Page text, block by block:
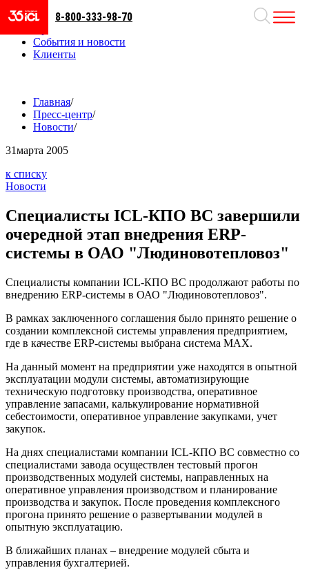
Направления
События и новости
Клиенты
8-800-333-98-70
Главная/
Пресс-центр/
Новости/
31марта 2005
к списку
Новости
Специалисты ICL-КПО ВС завершили
очередной этап внедрения ERP-
системы в ОАО "Людиновотепловоз"
Специалисты компании ICL-КПО ВС продолжают работы по
внедрению ERP-системы в ОАО "Людиновотепловоз".
В рамках заключенного соглашения было принято решение о
создании комплексной системы управления предприятием,
где в качестве ERP-системы выбрана система МАХ.
На данный момент на предприятии уже находятся в опытной
эксплуатации модули системы, автоматизирующие
техническую подготовку производства, оперативное
управление запасами, калькулирование нормативной
себестоимости, оперативное управление закупками, учет
закупок.
На днях специалистами компании ICL-КПО ВС совместно со
специалистами завода осуществлен тестовый прогон
производственных модулей системы, направленных на
оперативное управления производством и планирование
производства и закупок. После проведения комплексного
прогона принято решение о развертывании модулей в
опытную эксплуатацию.
В ближайших планах – внедрение модулей сбыта и
управления бухгалтерией.